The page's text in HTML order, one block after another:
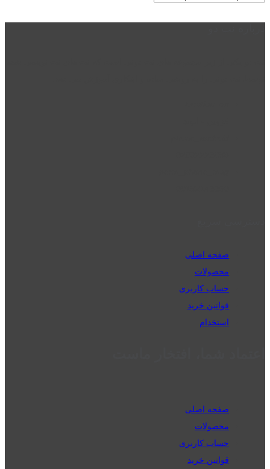
صفحه اصلی
محصولات
حساب کاربری
قوانین خرید
استخدام
صفحه اصلی
محصولات
حساب کاربری
قوانین خرید